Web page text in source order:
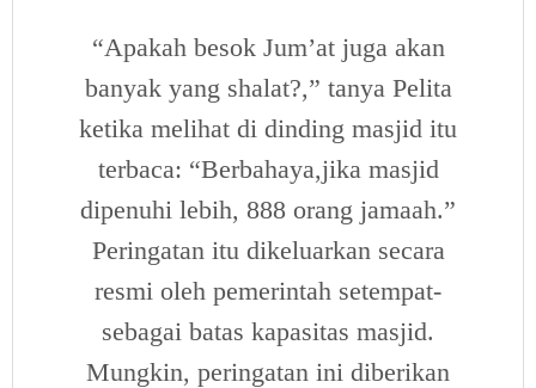
“Apakah besok Jum’at juga akan
banyak yang shalat?,” tanya Pelita
ketika melihat di dinding masjid itu
terbaca: “Berbahaya,jika masjid
dipenuhi lebih, 888 orang jamaah.”
Peringatan itu dikeluarkan secara
resmi oleh pemerintah setempat-
sebagai batas kapasitas masjid.
Mungkin, peringatan ini diberikan